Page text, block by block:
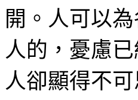
開。人可以
人的，憂慮
人卻顯得不